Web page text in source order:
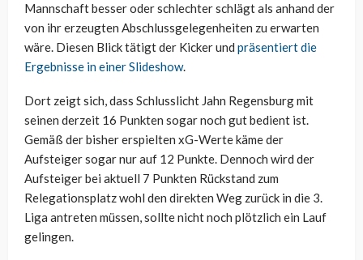
Mannschaft besser oder schlechter schlägt als anhand der
von ihr erzeugten Abschlussgelegenheiten zu erwarten
wäre. Diesen Blick tätigt der Kicker und präsentiert die
Ergebnisse in einer Slideshow.
Dort zeigt sich, dass Schlusslicht Jahn Regensburg mit
seinen derzeit 16 Punkten sogar noch gut bedient ist.
Gemäß der bisher erspielten xG-Werte käme der
Aufsteiger sogar nur auf 12 Punkte. Dennoch wird der
Aufsteiger bei aktuell 7 Punkten Rückstand zum
Relegationsplatz wohl den direkten Weg zurück in die 3.
Liga antreten müssen, sollte nicht noch plötzlich ein Lauf
gelingen.